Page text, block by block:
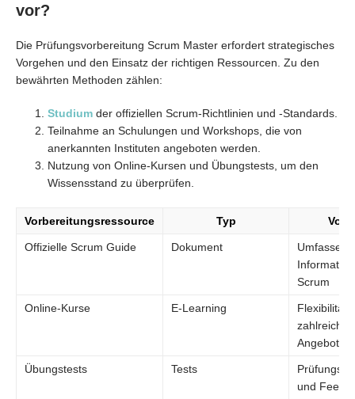
vor?
Die Prüfungsvorbereitung Scrum Master erfordert strategisches
Vorgehen und den Einsatz der richtigen Ressourcen. Zu den
bewährten Methoden zählen:
Studium der offiziellen Scrum-Richtlinien und -Standards.
Teilnahme an Schulungen und Workshops, die von
anerkannten Instituten angeboten werden.
Nutzung von Online-Kursen und Übungstests, um den
Wissensstand zu überprüfen.
Vorbereitungsressource Typ
Offizielle Scrum Guide Dokument
Scrum
Online-Kurse E-Learning
Flexibilität
zahlreiche
Angebote
Übungstests Tests
und